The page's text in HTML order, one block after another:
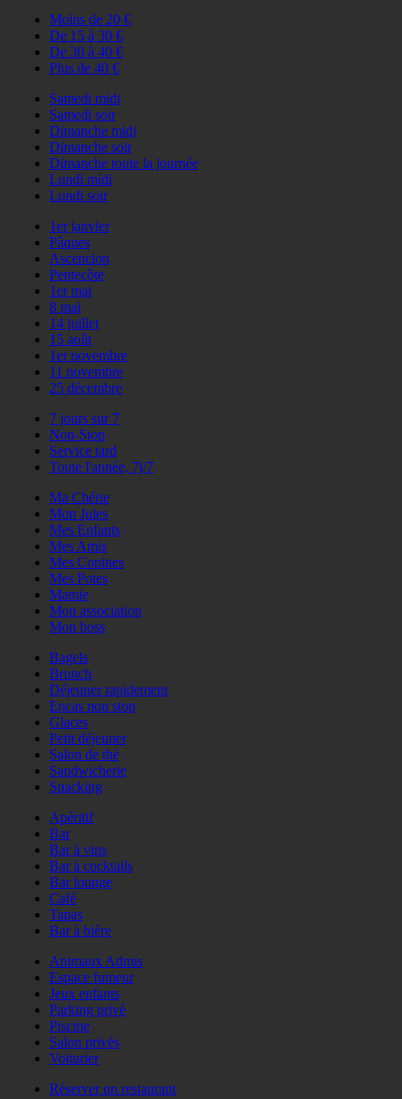
Moins de 20 €
De 15 à 30 €
De 30 à 40 €
Plus de 40 €
Samedi midi
Samedi soir
Dimanche midi
Dimanche soir
Dimanche toute la journée
Lundi midi
Lundi soir
1er janvier
Pâques
Ascencion
Pentecôte
1er mai
8 mai
14 juillet
15 août
1er novembre
11 novembre
25 décembre
7 jours sur 7
Non-Stop
Service tard
Toute l'année, 7j/7
Ma Chérie
Mon Jules
Mes Enfants
Mes Amis
Mes Copines
Mes Potes
Mamie
Mon association
Mon boss
Bagels
Brunch
Déjeuner rapidement
Encas non stop
Glaces
Petit déjeuner
Salon de thé
Sandwicherie
Snacking
Apéritif
Bar
Bar à vins
Bar à cocktails
Bar lounge
Café
Tapas
Bar à bière
Animaux Admis
Espace fumeur
Jeux enfants
Parking privé
Piscine
Salon privés
Voiturier
Réserver un restaurant